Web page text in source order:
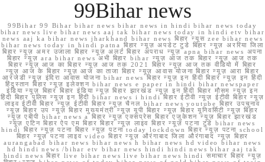
99Bihar news
99Bihar 99 Bihar bihar news bihar news in hindi bihar news today
bihar news live bihar news aaj tak bihar news today in hindi etv bihar
news aaj ka bihar news jharkhand bihar news बिहार न्यूस zee bihar news
bihar news today in hindi patna बिहार न्यूज़ अपडेट टुडे बिहार न्यूज़ अररिया जिला
बिहार न्यूज़ अमर उजाला बिहार न्यूज़ अलर्ट बिहार अपराध न्यूज़ apna bihar news अपना
बिहार न्यूज़ ara bihar news अभी बिहार bihar न्यूज़ आज तक बिहार न्यूज़ आज तक
बिहार न्यूज़ आज का बिहार न्यूज़ आज तक 2021 बिहार न्यूज़ आज तक वीडियो में बिहार
न्यूज़ आज के बिहार न्यूज़ आज का ताजा बिहार न्यूज़ आवास योजना बिहार न्यूज़ आरा बिहार
आरजेडी न्यूज़ इंदिरा आवास योजना bihar news बिहार न्यूज़ इन हिंदी बिहार न्यूज़ इन हिंदी
हिंदुस्तान बिहार न्यूज़ इलेक्शन bihar news e paper in hindi bihar newspaper
इंडिया न्यूज़ बिहार बिहार इंडिया न्यूज़ बिहार झारखंड न्यूज़ इन हिंदी बिहार मौसम न्यूज़ इन
हिंदी बिहार पुलिस न्यूज़ इन हिंदी bihar news i hindi बिहार ईटीवी न्यूज़ ईटीवी बिहार न्यूज़
लाइव ईटीवी बिहार न्यूज़ ईटीवी बिहार न्यूज़ चैनल bihar news youtube बिहार उपचुनाव
न्यूज़ बिहार उप न्यूज़ बिहार मुख्यमंत्री न्यूज़ यूपी बिहार न्यूज़ बिहार यूनिवर्सिटी न्यूज़ बिहार
न्यूज़ एबीपी bihar news a बिहार न्यूज़ एक्सप्रेस बिहार एजुकेशन न्यूज़ बिहार झारखंड
न्यूज़ एटिन बिहार ऐप एम बिहार बिहार न्यूज़ लाइव बिहार न्यूज़ पटना टुडे bihar news
hindi बिहार न्यूज़ पटना बिहार न्यूज़ पटना today lockdown बिहार न्यूज़ पटना school
बिहार न्यूज़ पटना लाइव video बिहार न्यूज़ औरंगाबाद जिला औरंगाबाद न्यूज़ बिहार
aurangabad bihar news bihar news h bihar news hd video bihar news
hd hindi news /bihar etv bihar news hindi hindi news bihar aaj tak
hindi news बिहार live bihar news live bihar news hindi समाचार बिहार न्यूज़